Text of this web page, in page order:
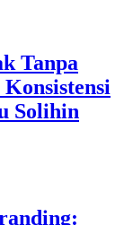
Tanpa
Solihin